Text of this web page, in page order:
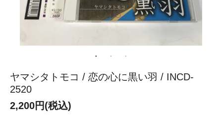
ヤマシタトモコ / 恋の心に黒い羽 / INCD-
2520
2,200円(税込)